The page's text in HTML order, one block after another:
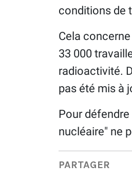
conditions de
Cela
33 000
radioactivité.
pas été mis à
Pour
nucléaire" ne
PARTAGER